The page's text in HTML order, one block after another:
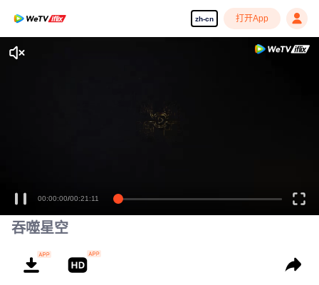
zh-cn 打开App
00:00:00/00:21:11
吞噬星空